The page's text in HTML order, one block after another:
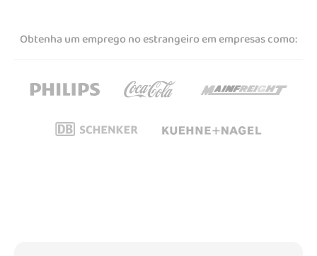
Obtenha um emprego no estrangeiro em empresas como: